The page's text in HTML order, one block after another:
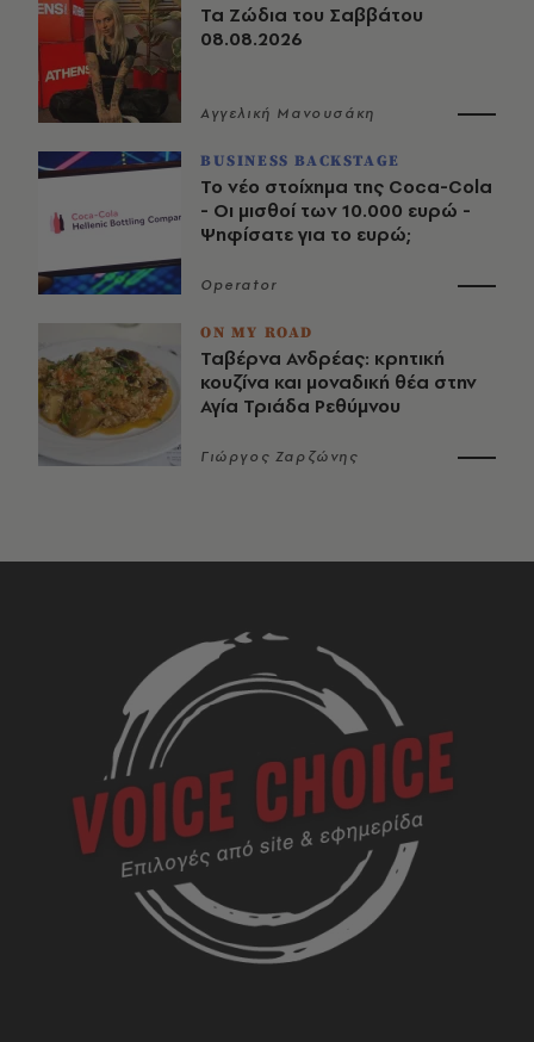
Τα Ζώδια του Σαββάτου
08.08.2026
Αγγελική Μανουσάκη
BUSINESS BACKSTAGE
Το νέο στοίχημα της Coca-Cola
- Οι μισθοί των 10.000 ευρώ -
Ψηφίσατε για το ευρώ;
Operator
ON MY ROAD
Ταβέρνα Ανδρέας: κρητική
κουζίνα και μοναδική θέα στην
Αγία Τριάδα Ρεθύμνου
Γιώργος Ζαρζώνης